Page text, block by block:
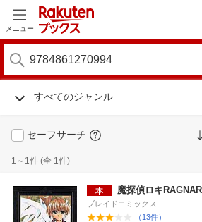
メニュー
すべてのジャンル
セーフサーチ
1～1件 (全 1件)
魔探偵ロキ
ブレイドコミックス
（13件）